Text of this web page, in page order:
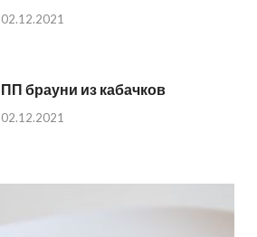
02.12.2021
ПП брауни из кабачков
02.12.2021